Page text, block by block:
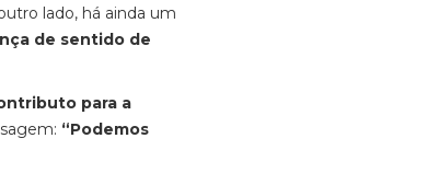
lado, há ainda um
de sentido de
para a
“Podemos